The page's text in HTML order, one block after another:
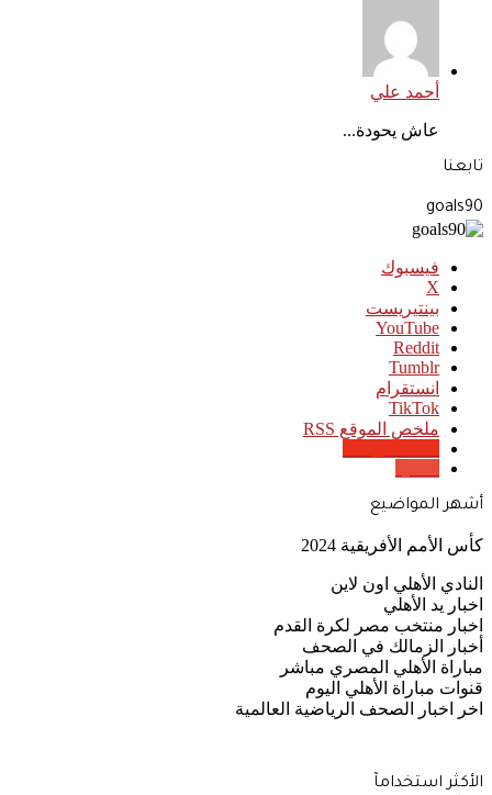
أحمد علي
عاش يحودة...
تابعنا
goals90
فيسبوك
‫X
بينتيريست
‫YouTube
انستقرام
‫TikTok
ملخص الموقع RSS
أشهر المواضيع
كأس الأمم الأفريقية 2024
النادي الأهلي اون لاين
اخبار يد الأهلي
اخبار منتخب مصر لكرة القدم
أخبار الزمالك في الصحف
مباراة الأهلي المصري مباشر
قنوات مباراة الأهلي اليوم
اخر اخبار الصحف الرياضية العالمية
الأكثر استخدامآ